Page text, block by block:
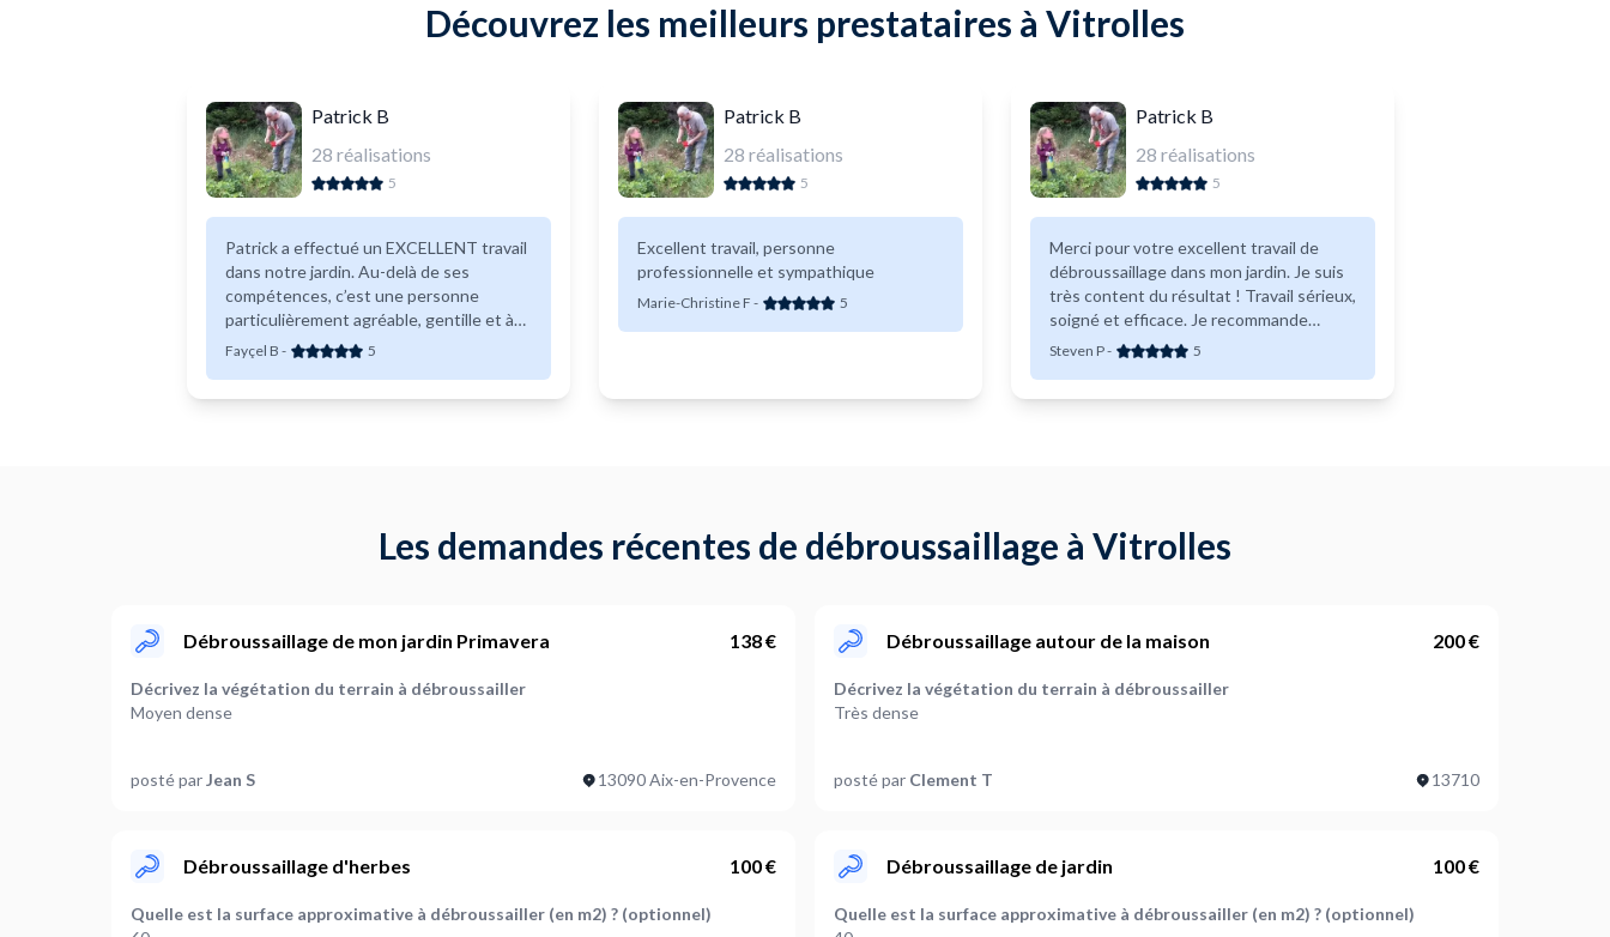
Découvrez les meilleurs prestataires à Vitrolles
Patrick B
28 réalisations
5
Patrick a effectué un EXCELLENT travail
dans notre jardin. Au-delà de ses
compétences, c’est une personne
particulièrement agréable, gentille et à
l’écoute. Nous le recommandons sans
Fayçel B - 5
Patrick B
28 réalisations
5
Excellent travail, personne
professionnelle et sympathique
Marie-Christine F - 5
Patrick B
28 réalisations
5
Merci pour votre excellent travail de
débroussaillage dans mon jardin. Je suis
très content du résultat ! Travail sérieux,
soigné et efficace. Je recommande
vivement Patrick.
Steven P- 5
Les demandes récentes de débroussaillage à Vitrolles
Débroussaillage de mon jardin Primavera 138 €
Décrivez la végétation du terrain à débroussailler
Moyen dense
A définir ensemble
Je suis prêt à démarrer
Plus d’infos...
On attend une réponse rapide. Merci
posté parJean S 13090 Aix-en-Provence
Débroussaillage autour de la maison 200 €
Décrivez la végétation du terrain à débroussailler
Très dense
Des herbacées,Des arbustes
Je suis prêt à démarrer
posté par Clement T 13710
Débroussaillage d'herbes 100 €
Quelle est la surface approximative à débroussailler (en m2) ? (optionnel)
Débroussaillage de jardin 100 €
Quelle est la surface approximative à débroussailler (en m2) ? (optionnel)